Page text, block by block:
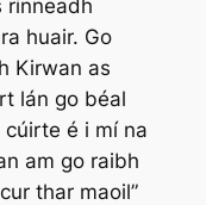
rinneadh
huair. Go
Kirwan as
lán go béal
é i mí na
am go raibh
thar maoil”